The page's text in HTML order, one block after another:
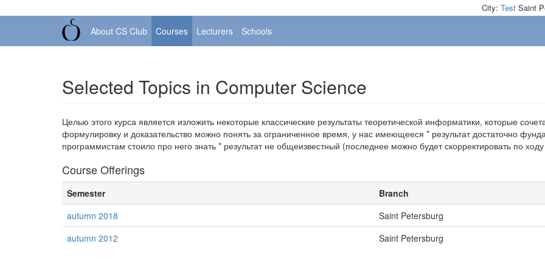
City: Test Saint
About CS Club Courses Lecturers Schools
Selected Topics in Computer Science
Целью этого курса является изложить некоторые классические результаты теоретической информатики, которые
формулировку и доказательство можно понять за ограниченное время, у нас имеющееся * результат достаточно
программистам стоило про него знать * результат не общеизвестный (последнее можно будет скорректировать по
Course Offerings
Semester
Branch
autumn 2018
Saint Petersburg
autumn 2012
Saint Petersburg